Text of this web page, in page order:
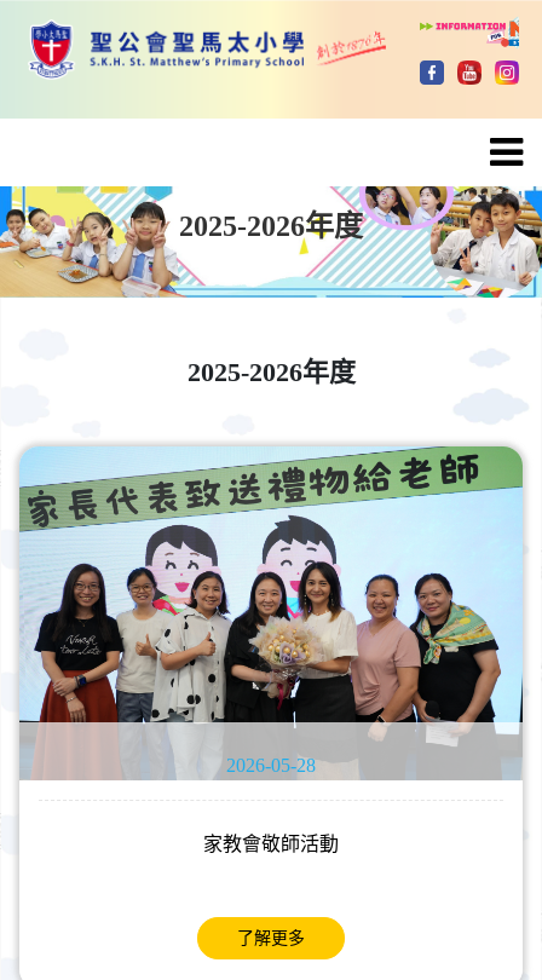
2025-2026年度
2025-2026年度
2025-2026年度
2025-2026年度
2026-05-28
家教會敬師活動
了解更多